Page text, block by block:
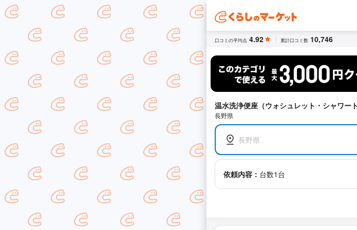
口コミの平均点 4.92 累計口コミ数 10,746
温水洗浄便座（ウォシュレット・シャワー
長野県
長野県
依頼内容： 台数1台